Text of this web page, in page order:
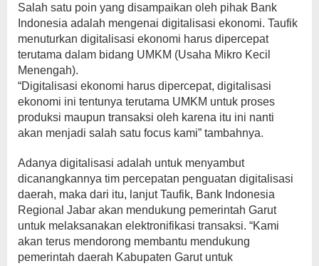
Salah satu poin yang disampaikan oleh pihak Bank
Indonesia adalah mengenai digitalisasi ekonomi. Taufik
menuturkan digitalisasi ekonomi harus dipercepat
terutama dalam bidang UMKM (Usaha Mikro Kecil
Menengah).
“Digitalisasi ekonomi harus dipercepat, digitalisasi
ekonomi ini tentunya terutama UMKM untuk proses
produksi maupun transaksi oleh karena itu ini nanti
akan menjadi salah satu focus kami” tambahnya.
Adanya digitalisasi adalah untuk menyambut
dicanangkannya tim percepatan penguatan digitalisasi
daerah, maka dari itu, lanjut Taufik, Bank Indonesia
Regional Jabar akan mendukung pemerintah Garut
untuk melaksanakan elektronifikasi transaksi. “Kami
akan terus mendorong membantu mendukung
pemerintah daerah Kabupaten Garut untuk